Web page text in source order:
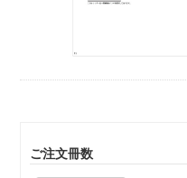
ご注文冊数